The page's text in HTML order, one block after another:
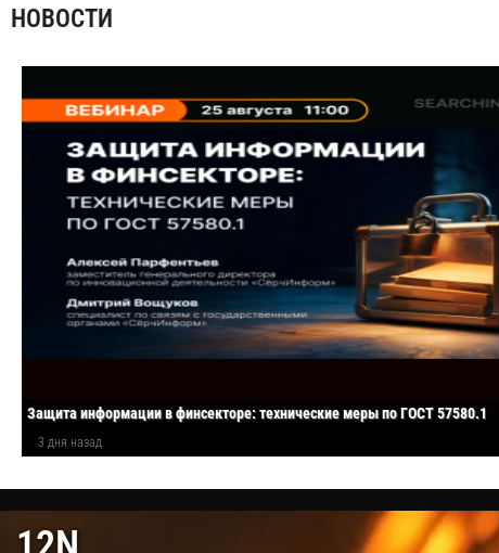
НОВОСТИ
Защита информации в финсекторе: технические меры по ГОСТ 57580.1
3 дня назад